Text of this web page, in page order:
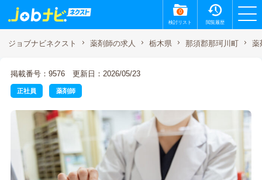
0
検討リスト 閲覧履歴
ジョブナビネクスト 薬剤師の求人 栃木県 那須郡那珂川町 薬
掲載番号：9576 更新日：2026/05/23
正社員 薬剤師